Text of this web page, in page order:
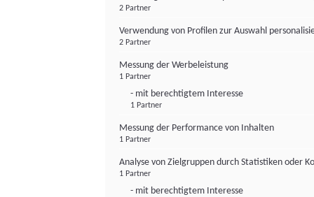
2 Partner
Verwendung von Profilen zur Auswahl
2 Partner
Messung der Werbeleistung
1 Partner
- mit berechtigtem Interesse
1 Partner
Messung der Performance von Inhalten
1 Partner
Analyse von Zielgruppen durch Statistiken oder
1 Partner
- mit berechtigtem Interesse